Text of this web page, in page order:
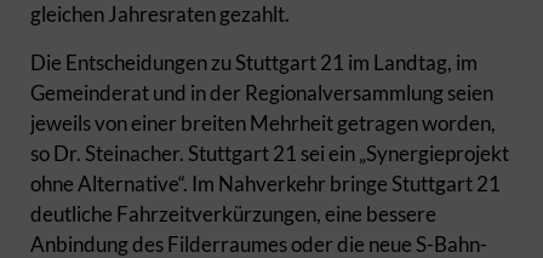
gleichen Jahresraten gezahlt.
Die Entscheidungen zu Stuttgart 21 im Landtag, im
Gemeinderat und in der Regionalversammlung seien
jeweils von einer breiten Mehrheit getragen worden,
so Dr. Steinacher. Stuttgart 21 sei ein „Synergieprojekt
ohne Alternative“. Im Nahverkehr bringe Stuttgart 21
deutliche Fahrzeitverkürzungen, eine bessere
Anbindung des Filderraumes oder die neue S-Bahn-